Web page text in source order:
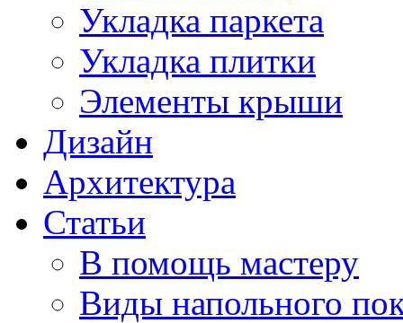
Укладка паркета
Укладка плитки
Элементы крыши
Дизайн
Архитектура
Статьи
В помощь мастеру
Виды напольного